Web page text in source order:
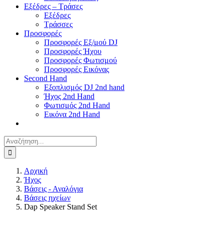
Εξέδρες – Τράσες
Εξέδρες
Τράσσες
Προσφορές
Προσφορές Εξ/μού DJ
Προσφορές Ήχου
Προσφορές Φωτισμού
Προσφορές Εικόνας
Second Hand
Εξοπλισμός DJ 2nd hand
Ήχος 2nd Hand
Φωτισμός 2nd Hand
Εικόνα 2nd Hand
Αναζήτηση
για:
Αρχική
Ήχος
Βάσεις - Αναλόγια
Βάσεις ηχείων
Dap Speaker Stand Set